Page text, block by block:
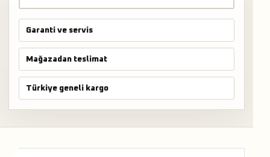
Garanti ve servis
Mağazadan teslimat
Türkiye geneli kargo